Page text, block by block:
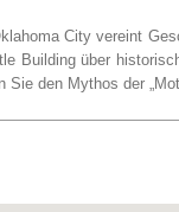
City vereint
Building über
Sie den Mythos der